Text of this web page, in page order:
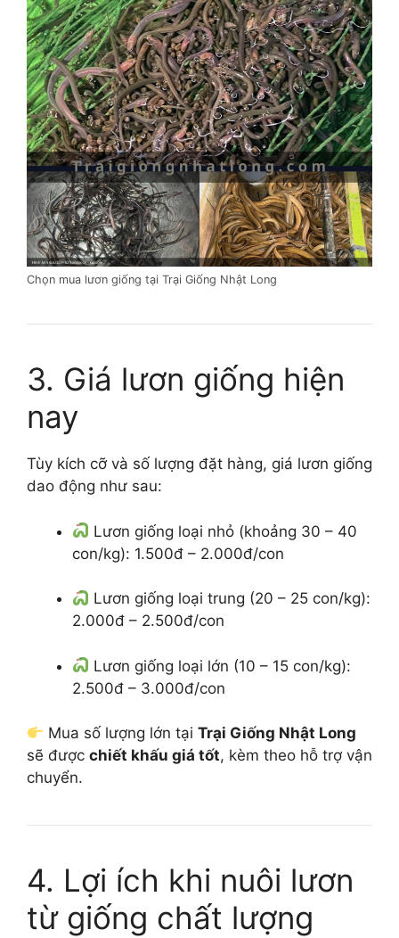
Chọn mua lươn giống tại Trại Giống Nhật Long
3. Giá lươn giống hiện
nay
Tùy kích cỡ và số lượng đặt hàng, giá lươn giống
dao động như sau:
Lươn giống loại nhỏ (khoảng 30 – 40
con/kg): 1.500đ – 2.000đ/con
Lươn giống loại trung (20 – 25 con/kg):
2.000đ – 2.500đ/con
Lươn giống loại lớn (10 – 15 con/kg):
2.500đ – 3.000đ/con
Mua số lượng lớn tạiTrại Giống Nhật Long
sẽ được chiết khấu giá tốt, kèm theo hỗ trợ vận
chuyển.
4. Lợi ích khi nuôi lươn
từ giống chất lượng